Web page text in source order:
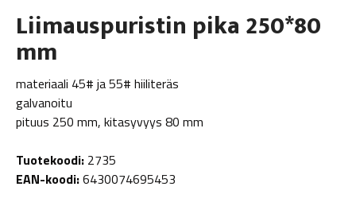
Liimauspuristin pika 250*80
mm
materiaali 45# ja 55# hiiliteräs
galvanoitu
pituus 250 mm, kitasyvyys 80 mm
Tuotekoodi: 2735
EAN-koodi:6430074695453